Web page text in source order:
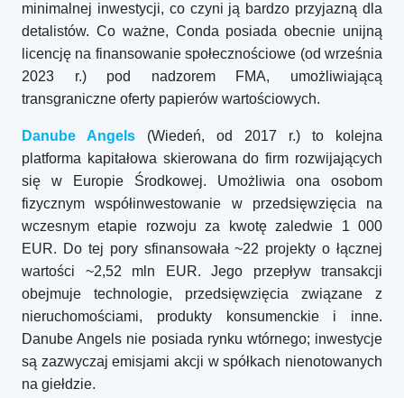
minimalnej inwestycji, co czyni ją bardzo przyjazną dla
detalistów. Co ważne, Conda posiada obecnie unijną
licencję na finansowanie społecznościowe (od września
2023 r.) pod nadzorem FMA, umożliwiającą
transgraniczne oferty papierów wartościowych.
Danube Angels (Wiedeń, od 2017 r.) to kolejna
platforma kapitałowa skierowana do firm rozwijających
się w Europie Środkowej. Umożliwia ona osobom
fizycznym współinwestowanie w przedsięwzięcia na
wczesnym etapie rozwoju za kwotę zaledwie 1 000
EUR. Do tej pory sfinansowała ~22 projekty o łącznej
wartości ~2,52 mln EUR. Jego przepływ transakcji
obejmuje technologie, przedsięwzięcia związane z
nieruchomościami, produkty konsumenckie i inne.
Danube Angels nie posiada rynku wtórnego; inwestycje
są zazwyczaj emisjami akcji w spółkach nienotowanych
na giełdzie.